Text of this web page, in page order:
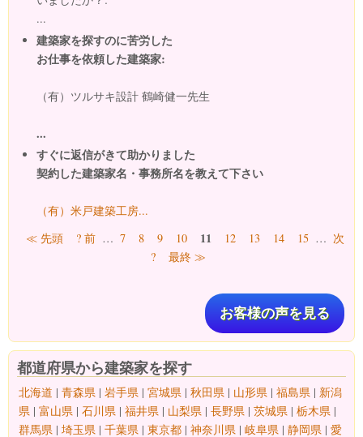
...
建築家を探すのに苦労した
お仕事を依頼した建築家:
（有）ツルサキ設計 鶴崎健一先生
...
すぐに返信がきて助かりました
契約した建築家名・事務所名を教えて下さい
（有）米戸建築工房...
ページ
≪ 先頭 ? 前 … 7 8 9 10 11 12 13 14 15 … 次
?
最終 ≫
お客様の声を見る
都道府県から建築家を探す
北海道 | 青森県 | 岩手県 | 宮城県 | 秋田県 | 山形県 | 福島県 | 新潟
県 | 富山県 | 石川県 | 福井県 | 山梨県 | 長野県 | 茨城県 | 栃木県 |
群馬県 | 埼玉県 | 千葉県 | 東京都 | 神奈川県 | 岐阜県 | 静岡県 | 愛